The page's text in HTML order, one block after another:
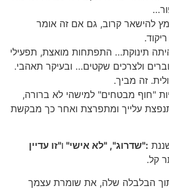
להישאר קרוב, גם אם זה אומר
תינוקת… התפתחות מואצת, תפעילי
ולצרכים שקטים… ובעיקר תאהבי.
זה מביך.
"חוף מבטחים" למישהי לא ברורה,
עלייך ומתפרצת ואחר כך מבקשת
:"שדרוג", "לא אישי" ו"זו עדיין
קל.
הבלבלה שלה, את שומרת עצמך